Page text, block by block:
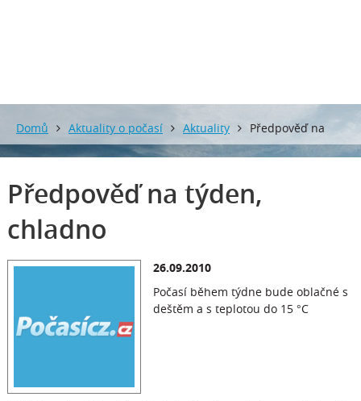
Domů Aktuality o počasí Aktuality Předpověď na
týden, chladno
Předpověď na týden,
chladno
26.09.2010
Počasí během týdne bude oblačné s
deštěm a s teplotou do 15 °C